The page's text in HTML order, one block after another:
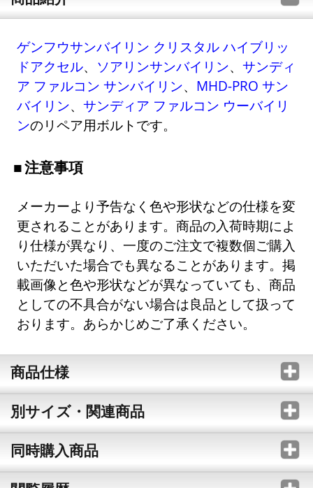
ゲンフウサンバイリン クリスタル ハイブリッ
ドアクセル、 ソアリンサンバイリン、サンディ
ア ファルコン サンバイリン、 MHD-PRO サン
バイリン、サンディア ファルコン ウーバイリ
ンのリペア用ボルトです。
注意事項
メーカーより予告なく色や形状などの仕様を変
更されることがあります。商品の入荷時期によ
り仕様が異なり、一度のご注文で複数個ご購入
いただいた場合でも異なることがあります。掲
載画像と色や形状などが異なっていても、商品
としての不具合がない場合は良品として扱って
おります。あらかじめご了承ください。
商品仕様
別サイズ・関連商品
同時購入商品